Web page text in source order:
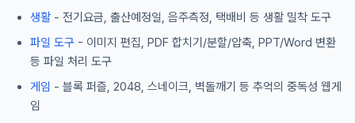
생활 - 전기요금, 출산예정일, 음주측정, 택배비 등 생활 밀착 도구
파일 도구 - 이미지 편집, PDF 합치기/분할/압축, PPT/Word 변환
등 파일 처리 도구
게임 - 블록 퍼즐, 2048, 스네이크, 벽돌깨기 등 추억의 중독성 웹게
임